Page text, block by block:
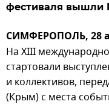
фестиваля вышли
СИМФЕРОПОЛЬ, 28
На XIII
стартовали
и коллективов,
(Крым) с места